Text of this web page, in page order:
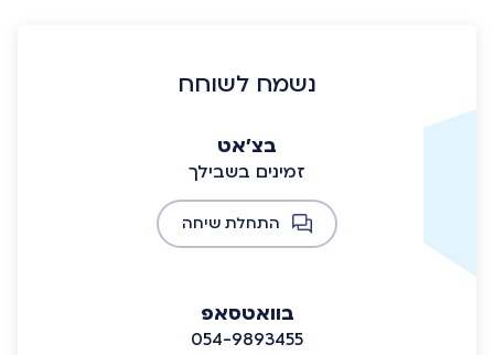
נשמח לשוחח
בצ'אט
זמינים בשבילך
התחלת שיחה
בוואטסאפ
054-9893455